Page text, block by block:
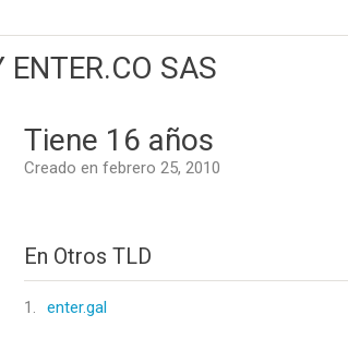
ENTER.CO SAS
Tiene 16 años
Creado en febrero 25, 2010
En Otros TLD
1. enter.gal